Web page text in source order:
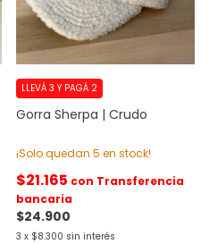
Gorra Sherpa | Crudo
$24.900
3 x $8.300 sin interés
LLEVÁ 3 Y PAGÁ 2
$21.165 con Transferencia
bancaria
¡Solo quedan 5 en stock!